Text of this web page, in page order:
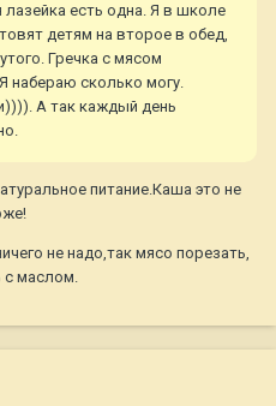
есть одна. Я в школе
детям на второе в обед,
Гречка с мясом
набераю сколько могу.
А так каждый день
питание.Каша это не
не надо,так мясо порезать,
с маслом.